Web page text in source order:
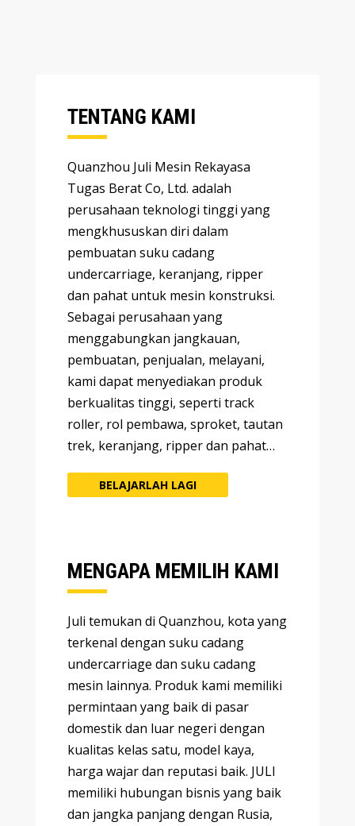
TENTANG KAMI
Quanzhou Juli Mesin Rekayasa
Tugas Berat Co, Ltd. adalah
perusahaan teknologi tinggi yang
mengkhususkan diri dalam
pembuatan suku cadang
undercarriage, keranjang, ripper
dan pahat untuk mesin konstruksi.
Sebagai perusahaan yang
menggabungkan jangkauan,
pembuatan, penjualan, melayani,
kami dapat menyediakan produk
berkualitas tinggi, seperti track
roller, rol pembawa, sproket, tautan
trek, keranjang, ripper dan pahat…
BELAJARLAH LAGI
MENGAPA MEMILIH KAMI
Juli temukan di Quanzhou, kota yang
terkenal dengan suku cadang
undercarriage dan suku cadang
mesin lainnya. Produk kami memiliki
permintaan yang baik di pasar
domestik dan luar negeri dengan
kualitas kelas satu, model kaya,
harga wajar dan reputasi baik. JULI
memiliki hubungan bisnis yang baik
dan jangka panjang dengan Rusia,